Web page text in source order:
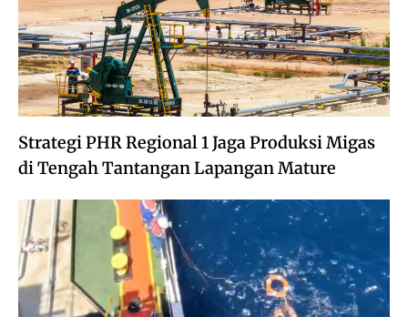
Strategi PHR Regional 1 Jaga Produksi Migas
di Tengah Tantangan Lapangan Mature